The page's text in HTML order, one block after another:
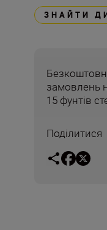
ЗНАЙТИ
замовлень
15 фунтів
Поділитися